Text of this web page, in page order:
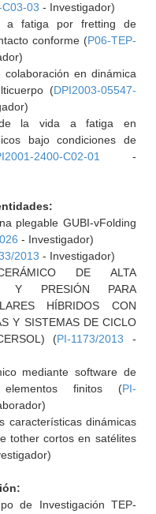
03 - Investigador)
a fatiga por fretting de
conforme (P06-TEP-
colaboración en dinámica
(DPI2003-05547-
de la vida a fatiga en
bajo condiciones de
2400-C02-01
-
plegable GUBI-vFolding
- Investigador)
2013 - Investigador)
DE ALTA
Y PRESIÓN PARA
HÍBRIDOS CON
Y SISTEMAS DE CICLO
(PI-1173/2013 -
mediante software de
finitos (PI-
características dinámicas
tother cortos en satélites
de Investigación TEP-